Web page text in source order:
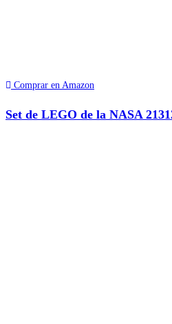
Comprar en Amazon
Set de LEGO de la NASA